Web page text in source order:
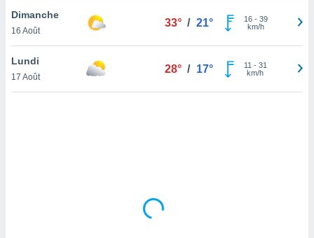
de
Dimanche
16 Août
33° / 21° 16- 39
km/h
Lundi
17 Août
28° / 17° 11 - 31
km/h